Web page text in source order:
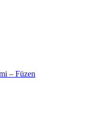
– Füzen